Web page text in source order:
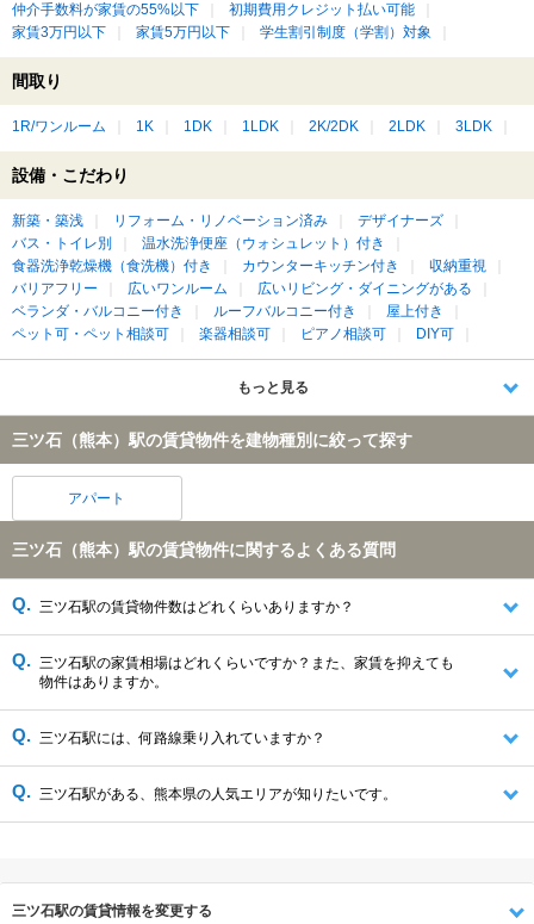
仲介手数料が家賃の55%以下
初期費用クレジット払い可能
家賃3万円以下
家賃5万円以下 学生割引制度（学割）対象
間取り
1R/ワンルーム 1K 1DK 1LDK 2K/2DK 2LDK 3LDK
設備・こだわり
新築・築浅 リフォーム・リノベーション済み
デザイナーズ
バス・トイレ別
温水洗浄便座（ウォシュレット）付き
食器洗浄乾燥機（食洗機）付き
カウンターキッチン付き
収納重視
バリアフリー
広いワンルーム
広いリビング・ダイニングがある
ベランダ・バルコニー付き
ルーフバルコニー付き
屋上付き
ペット可・ペット相談可
楽器相談可 ピアノ相談可 DIY可
もっと見る
三ツ石（熊本）駅の賃貸物件を建物種別に絞って探す
アパート
三ツ石（熊本）駅の賃貸物件に関するよくある質問
三ツ石駅の賃貸物件数はどれくらいありますか？
三ツ石駅の家賃相場はどれくらいですか？また、家賃を抑えても
物件はありますか。
三ツ石駅には、何路線乗り入れていますか？
三ツ石駅がある、熊本県の人気エリアが知りたいです。
三ツ石駅の賃貸情報を変更する